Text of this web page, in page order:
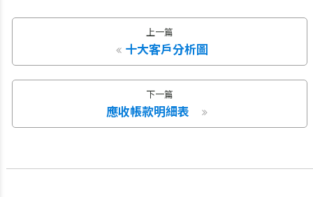
上一篇
十大客戶分析圖
下一篇
應收帳款明細表